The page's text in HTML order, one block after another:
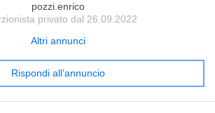
pozzi.enrico
privato dal 26.09.2022
Altri annunci
Rispondi all’annuncio